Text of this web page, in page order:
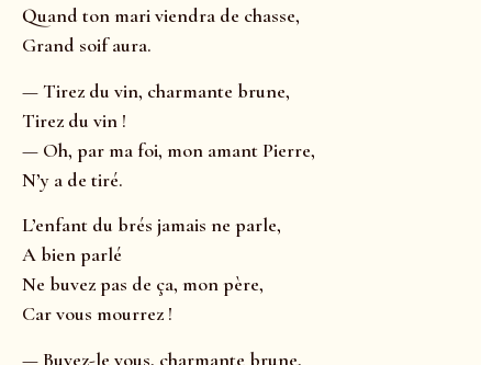
Quand ton mari viendra de chasse,
Grand soif aura.
— Tirez du vin, charmante brune,
Tirez du vin !
— Oh, par ma foi, mon amant Pierre,
N’y a de tiré.
L’enfant du brés jamais ne parle,
A bien parlé
Ne buvez pas de ça, mon père,
Car vous mourrez !
— Buvez-le vous, charmante brune,